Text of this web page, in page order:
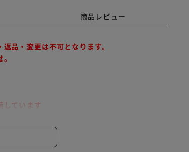
商品レビュー
品・変更は不可となります。
しています
来かねます。予めご了承ください。